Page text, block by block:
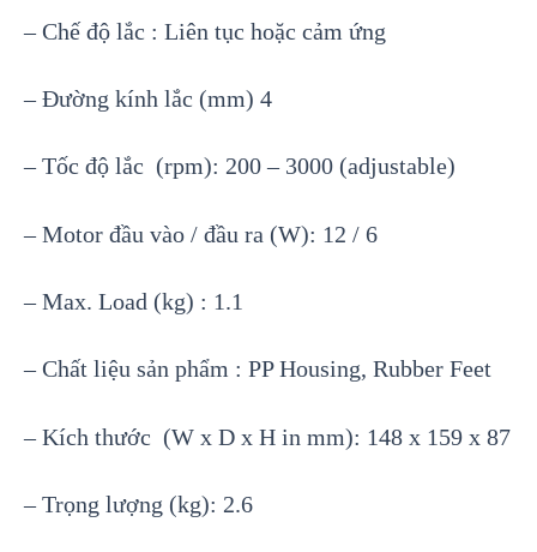
– Chế độ lắc : Liên tục hoặc cảm ứng
– Đường kính lắc (mm) 4
– Tốc độ lắc (rpm): 200 – 3000 (adjustable)
– Motor đầu vào / đầu ra (W): 12 / 6
– Max. Load (kg) : 1.1
– Chất liệu sản phẩm : PP Housing, Rubber Feet
– Kích thước (W x D x H in mm): 148 x 159 x 87
– Trọng lượng (kg): 2.6